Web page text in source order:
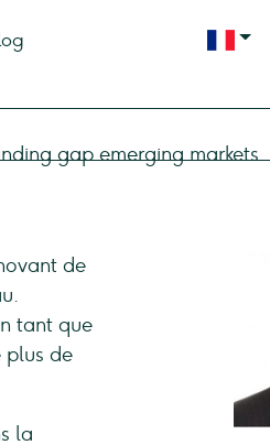
de
tant que
plus de
la